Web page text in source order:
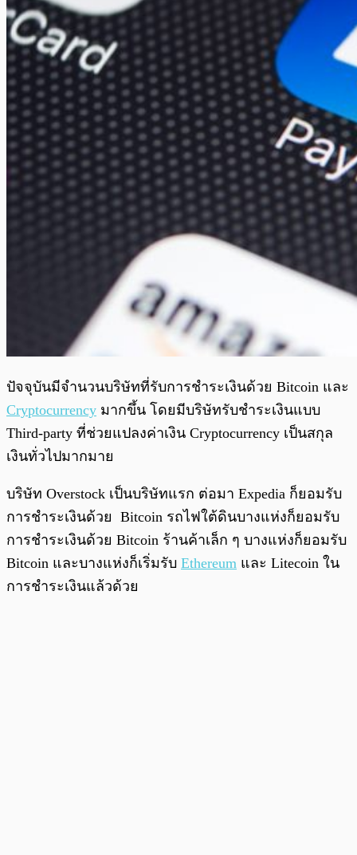
ปัจจุบันมีจำนวนบริษัทที่รับการชำระเงินด้วย Bitcoin และ
Cryptocurrency มากขึ้น โดยมีบริษัทรับชำระเงินแบบ
Third-party ที่ช่วยแปลงค่าเงิน Cryptocurrency เป็นสกุล
เงินทั่วไปมากมาย
บริษัท Overstock เป็นบริษัทแรก ต่อมา Expedia ก็ยอมรับ
การชำระเงินด้วย Bitcoin รถไฟใต้ดินบางแห่งก็ยอมรับ
การชำระเงินด้วย Bitcoin ร้านค้าเล็ก ๆ บางแห่งก็ยอมรับ
Bitcoin และบางแห่งก็เริ่มรับ Ethereum และ Litecoin ใน
การชำระเงินแล้วด้วย